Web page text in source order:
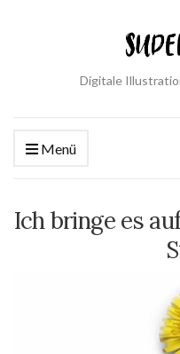
Digitale
Menü
Ich bringe es